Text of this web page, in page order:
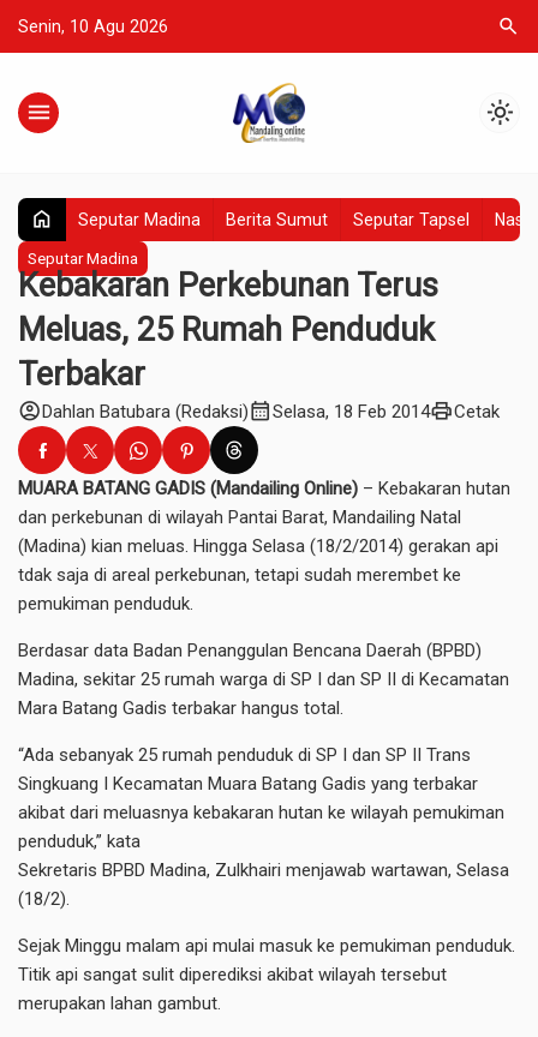
Senin, 10 Agu 2026 search
menu light_mode
home Seputar Madina Berita Sumut Seputar Tapsel
Seputar Madina
Kebakaran Perkebunan Terus
Meluas, 25 Rumah Penduduk
Terbakar
account_circleDahlan Batubara (Redaksi)calendar_monthSelasa, 18 Feb 2014printCetak
MUARA BATANG GADIS (Mandailing Online) – Kebakaran hutan
dan perkebunan di wilayah Pantai Barat, Mandailing Natal
(Madina) kian meluas. Hingga Selasa (18/2/2014) gerakan api
tdak saja di areal perkebunan, tetapi sudah merembet ke
pemukiman penduduk.
Berdasar data Badan Penanggulan Bencana Daerah (BPBD)
Madina, sekitar 25 rumah warga di SP I dan SP II di Kecamatan
Mara Batang Gadis terbakar hangus total.
“Ada sebanyak 25 rumah penduduk di SP I dan SP II Trans
Singkuang I Kecamatan Muara Batang Gadis yang terbakar
akibat dari meluasnya kebakaran hutan ke wilayah pemukiman
penduduk,” kata
Sekretaris BPBD Madina, Zulkhairi menjawab wartawan, Selasa
(18/2).
Sejak Minggu malam api mulai masuk ke pemukiman penduduk.
Titik api sangat sulit diperediksi akibat wilayah tersebut
merupakan lahan gambut.